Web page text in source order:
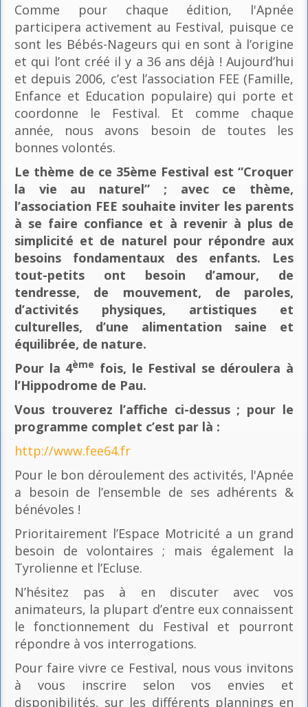
Comme pour chaque édition, l'Apnée
participera activement au Festival, puisque ce
sont les Bébés-Nageurs qui en sont à l’origine
et qui l’ont créé il y a 36 ans déjà ! Aujourd’hui
et depuis 2006, c’est l’association FEE (Famille,
Enfance et Education populaire) qui porte et
coordonne le Festival. Et comme chaque
année, nous avons besoin de toutes les
bonnes volontés.
Le thème de ce 35ème Festival est “Croquer
la vie au naturel” ; avec ce thème,
l’association FEE souhaite inviter les parents
à se faire confiance et à revenir à plus de
simplicité et de naturel pour répondre aux
besoins fondamentaux des enfants. Les
tout-petits ont besoin d’amour, de
tendresse, de mouvement, de paroles,
d’activités physiques, artistiques et
culturelles, d’une alimentation saine et
équilibrée, de nature.
Pour la 4ème fois, le Festival se déroulera à
l’Hippodrome de Pau.
Vous trouverez l’affiche ci-dessus ; pour le
programme complet c’est par là :
http://www.fee64.fr
Pour le bon déroulement des activités, l'Apnée
a besoin de l’ensemble de ses adhérents &
bénévoles !
Prioritairement l’Espace Motricité a un grand
besoin de volontaires ; mais également la
Tyrolienne et l’Ecluse.
N’hésitez pas à en discuter avec vos
animateurs, la plupart d’entre eux connaissent
le fonctionnement du Festival et pourront
répondre à vos interrogations.
Pour faire vivre ce Festival, nous vous invitons
à vous inscrire selon vos envies et
disponibilités, sur les différents plannings en